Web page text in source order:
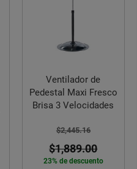
Ventilador de
Pedestal Maxi Fresco
Brisa 3 Velocidades
$2,445.16
$1,889.00
23% de descuento